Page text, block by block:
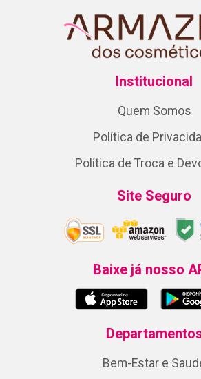
Institucional
Quem Somos
Política de
Política de Troca e
Site Seguro
Baixe já nosso
Bem-Estar e